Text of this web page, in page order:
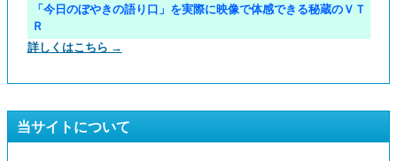
「今日のぼやきの語り口」を実際に映像で体感できる秘蔵のＶＴ
Ｒ
詳しくはこちら →
当サイトについて